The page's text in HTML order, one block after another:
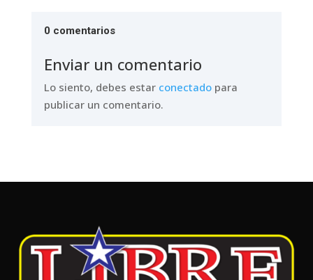
0 comentarios
Enviar un comentario
Lo siento, debes estar conectadopara
publicar un comentario.